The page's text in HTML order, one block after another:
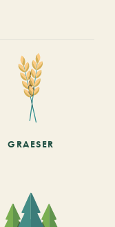
GRAESER